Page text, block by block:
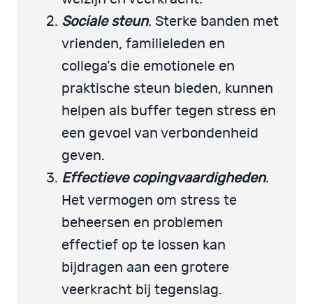
Sociale steun. Sterke banden met
vrienden, familieleden en
collega’s die emotionele en
praktische steun bieden, kunnen
helpen als buffer tegen stress en
een gevoel van verbondenheid
geven.
Effectieve copingvaardigheden.
Het vermogen om stress te
beheersen en problemen
effectief op te lossen kan
bijdragen aan een grotere
veerkracht bij tegenslag.